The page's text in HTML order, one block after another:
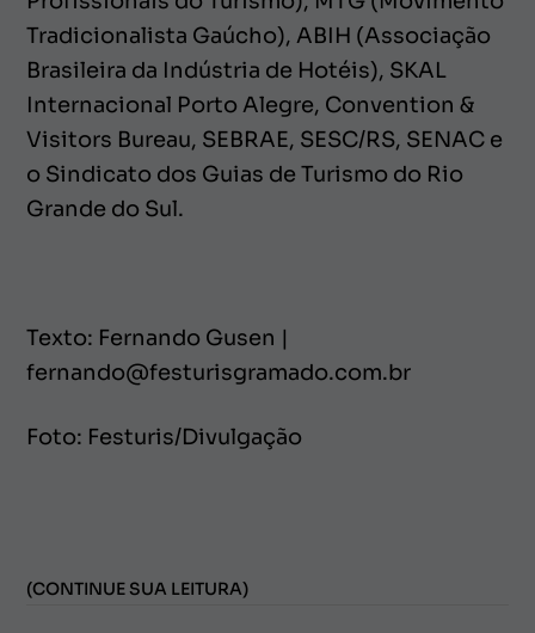
Tradicionalista Gaúcho), ABIH (Associação
Brasileira da Indústria de Hotéis), SKAL
Internacional Porto Alegre, Convention &
Visitors Bureau, SEBRAE, SESC/RS, SENAC e
o Sindicato dos Guias de Turismo do Rio
Grande do Sul.
Texto: Fernando Gusen |
fernando@festurisgramado.com.br
Foto: Festuris/Divulgação
(CONTINUE SUA LEITURA)